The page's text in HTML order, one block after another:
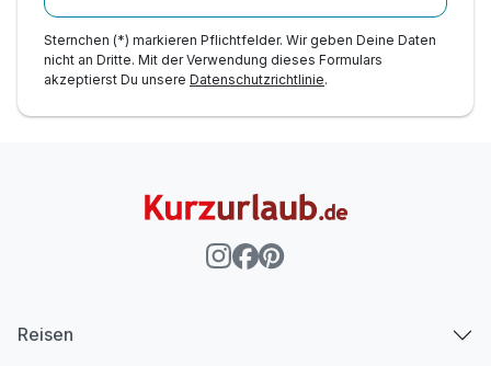
Sternchen (*) markieren Pflichtfelder. Wir geben Deine Daten
nicht an Dritte. Mit der Verwendung dieses Formulars
akzeptierst Du unsere Datenschutzrichtlinie.
Reisen